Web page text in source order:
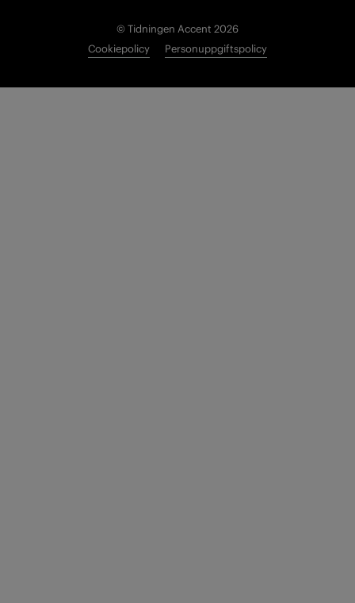
© Tidningen Accent 2026
Cookiepolicy
Personuppgiftspolicy